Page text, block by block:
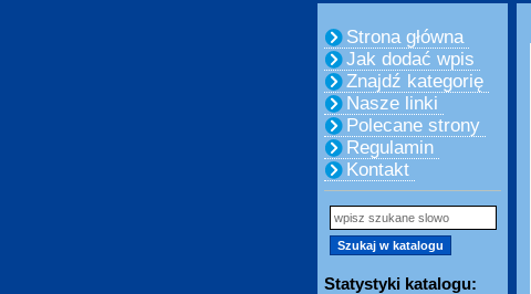
Strona główna
Jak dodać wpis
Znajdź kategorię
Nasze linki
Polecane strony
Regulamin
Kontakt
Statystyki katalogu: